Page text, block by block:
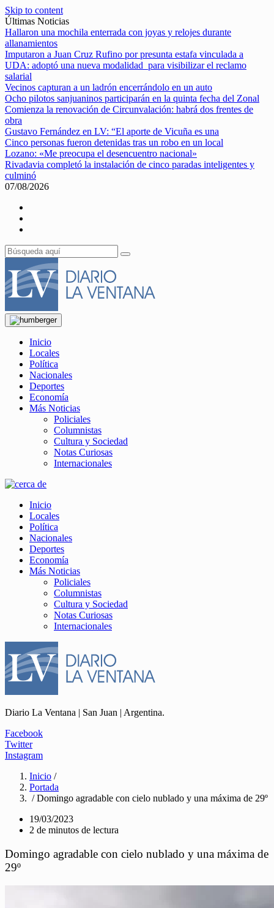
Skip to content
Últimas Noticias
Hallaron una mochila enterrada con joyas y relojes durante
allanamientos
Imputaron a Juan Cruz Rufino por presunta estafa vinculada a
UDA: adoptó una nueva modalidad para visibilizar el reclamo
salarial
Vecinos capturan a un ladrón encerrándolo en un auto
Ocho pilotos sanjuaninos participarán en la quinta fecha del Zonal
Comienza la renovación de Circunvalación: habrá dos frentes de
obra
Gustavo Fernández en LV: “El aporte de Vicuña es una
Cinco personas fueron detenidas tras un robo en un local
Lozano: «Me preocupa el desencuentro nacional»
Rivadavia completó la instalación de cinco paradas inteligentes y
culminó
07/08/2026
Inicio
Locales
Política
Nacionales
Deportes
Economía
Más Noticias
Policiales
Columnistas
Cultura y Sociedad
Notas Curiosas
Internacionales
Inicio
Locales
Política
Nacionales
Deportes
Economía
Más Noticias
Policiales
Columnistas
Cultura y Sociedad
Notas Curiosas
Internacionales
Diario La Ventana | San Juan | Argentina.
Facebook
Twitter
Instagram
Inicio /
Portada
/ Domingo agradable con cielo nublado y una máxima de 29º
19/03/2023
2 de minutos de lectura
Domingo agradable con cielo nublado y una máxima de
29º